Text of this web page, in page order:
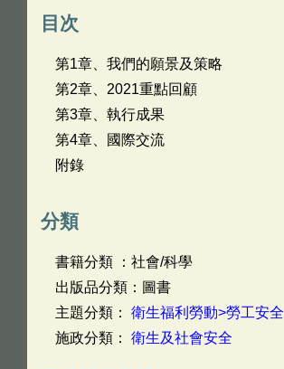
目次
第1章、我們的願景及策略
第2章、2021重點回顧
第3章、執行成果
第4章、國際交流
附錄
分類
書籍分類 ：社會/科學
出版品分類：圖書
主題分類： 衛生福利勞動>勞工安全
施政分類： 衛生及社會安全